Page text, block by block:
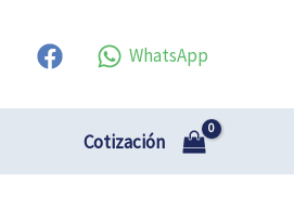
WhatsApp
Cotización